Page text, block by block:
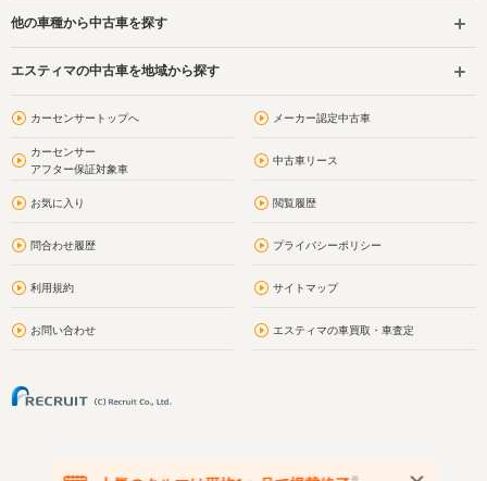
他の車種から中古車を探す
エスティマの中古車を地域から探す
カーセンサートップへ メーカー認定中古車
カーセンサー
アフター保証対象車
中古車リース
お気に入り 閲覧履歴
問合わせ履歴 プライバシーポリシー
利用規約 サイトマップ
お問い合わせ エスティマの車買取・車査定
※